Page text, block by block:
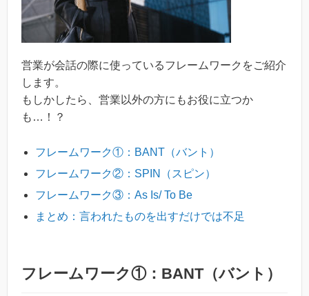
営業が会話の際に使っているフレームワークをご紹介
します。
もしかしたら、営業以外の方にもお役に立つか
も…！？
フレームワーク①：BANT（バント）
フレームワーク②：SPIN（スピン）
フレームワーク③：As Is/ To Be
まとめ：言われたものを出すだけでは不足
フレームワーク①：BANT（バント）